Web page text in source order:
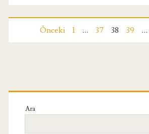
DDoS
Attacks
YazıÖnceki 1 … 37 38 39 …
Birincil
Yan
Ara